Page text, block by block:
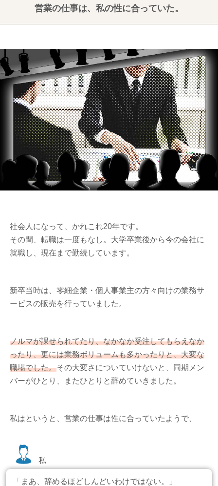
営業の仕事は、私の性に合っていた。
社会人になって、かれこれ20年です。
その間、転職は一度もなし。大学卒業後から今の会社に
就職し、現在まで勤続しています。
新卒当時は、零細企業・個人事業主の方々向けの業務サ
ービスの販売を行っていました。
ノルマが課せられてたり、なかなか受注してもらえなか
ったり、更には業務ボリュームも多かったりと、大変な
職場でした。その大変さについていけないと、同期メン
バーがひとり、またひとりと辞めていきました。
私はというと、営業の仕事は性に合っていたようで、
私
「まあ、辞めるほどしんどいわけではない。」